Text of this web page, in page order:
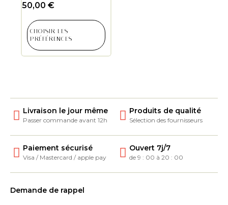
50,00 €
CHOISIR LES
PRÉFÉRENCES
Livraison le jour même
Passer commande avant 12h
Produits de qualité
Sélection des fournisseurs
Paiement sécurisé
Visa / Mastercard / apple pay
Ouvert 7j/7
de 9 : 00 à 20 : 00
Demande de rappel